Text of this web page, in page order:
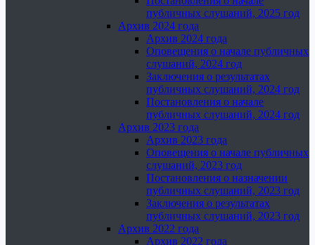
публичных слушаний, 2025 год
Архив 2024 года
Архив 2024 года
Оповещения о начале публичных
слушаний, 2024 год
Заключения о результатах
публичных слушаний, 2024 год
Постановления о начале
публичных слушаний, 2024 год
Архив 2023 года
Архив 2023 года
Оповещения о начале публичных
слушаний, 2023 год
Постановления о назначении
публичных слушаний, 2023 год
Заключения о результатах
публичных слушаний, 2023 год
Архив 2022 года
Архив 2022 года